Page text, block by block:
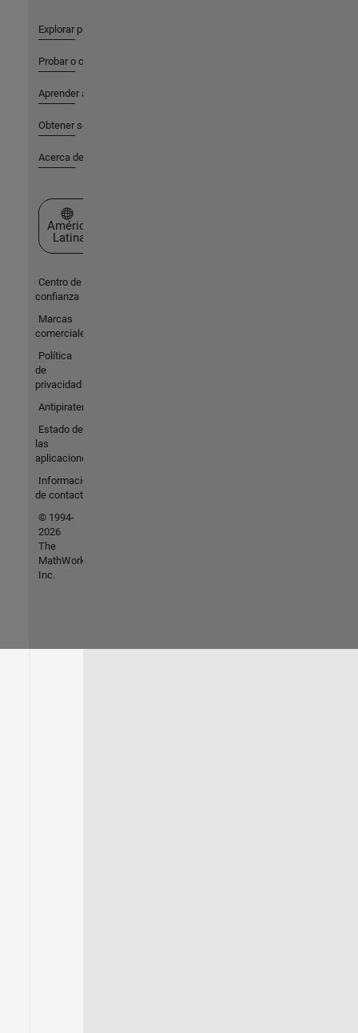
Explorar productos
Probar o comprar
Aprender a utilizar
Obtener soporte
Acerca de MathWorks
Seleccione un país/idioma
América
Latina
Centro de
confianza
Marcas
comerciales
Política
de
privacidad
Antipiratería
Estado de
las
aplicaciones
Información
de contacto
© 1994-
2026
The
MathWorks,
Inc.